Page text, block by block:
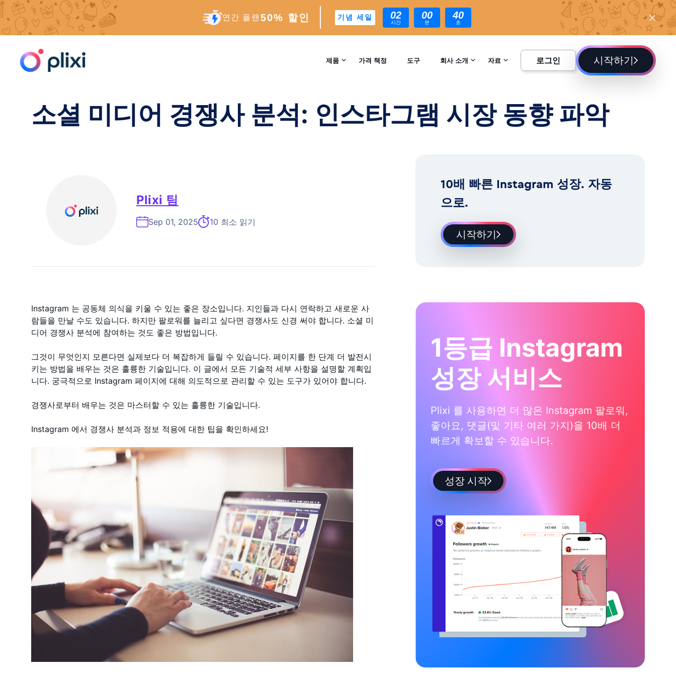
50% 할인
연간 플랜 기념 세일 02
시간
00
분
38
초
제품
자동 AI 기반 성장 엔진
EXPERTS
가격 책정 도구 회사 소개
리뷰
자료
블로그
로그인 시작하기
홈/ 리소스 소셜 미디어 경쟁사 분석: IG 환경 연구
소셜 미디어 경쟁사 분석: 인스타그램 시장 동향 파악
Plixi 팀
Sep 01, 2025 10 최소 읽기
10배 빠른 Instagram 성장. 자동
으로.
시작하기
Instagram 는 공동체 의식을 키울 수 있는 좋은 장소입니다. 지인들과 다시 연락하고 새로운 사
람들을 만날 수도 있습니다. 하지만 팔로워를 늘리고 싶다면 경쟁사도 신경 써야 합니다. 소셜 미
디어 경쟁사 분석에 참여하는 것도 좋은 방법입니다.
그것이 무엇인지 모른다면 실제보다 더 복잡하게 들릴 수 있습니다. 페이지를 한 단계 더 발전시
키는 방법을 배우는 것은 훌륭한 기술입니다. 이 글에서 모든 기술적 세부 사항을 설명할 계획입
니다. 궁극적으로 Instagram 페이지에 대해 의도적으로 관리할 수 있는 도구가 있어야 합니다.
경쟁사로부터 배우는 것은 마스터할 수 있는 훌륭한 기술입니다.
Instagram 에서 경쟁사 분석과 정보 적용에 대한 팁을 확인하세요!
1등급 Instagram
성장 서비스
Plixi 를 사용하면 더 많은 Instagram 팔로워,
좋아요, 댓글(및 기타 여러 가지)을 10배 더
빠르게 확보할 수 있습니다.
성장 시작